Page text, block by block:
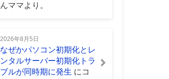
んママより。
2026年8月5日
なぜかパソコン初期化とレ
ンタルサーバー初期化トラ
ブルが同時期に発生 に コ